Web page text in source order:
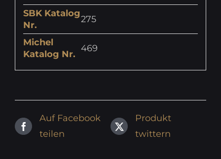
SBK Katalog
Nr.
275
Michel
Katalog Nr.
469
Auf Facebook
teilen
Produkt
twittern